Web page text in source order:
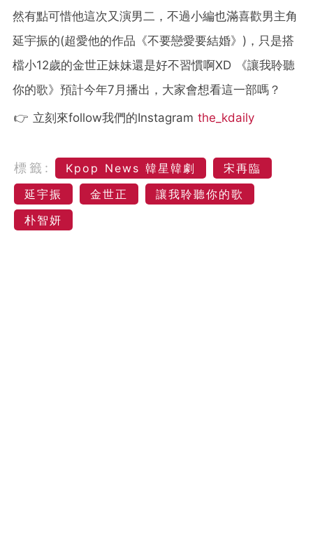
然有點可惜他這次又演男二，不過小編也滿喜歡男主角
延宇振的(超愛他的作品《不要戀愛要結婚》)，只是搭
檔小12歲的金世正妹妹還是好不習慣啊XD 《讓我聆聽
你的歌》預計今年7月播出，大家會想看這一部嗎？
👉 立刻來follow我們的Instagram the_kdaily
標籤: Kpop News 韓星韓劇
宋再臨
延宇振
金世正
讓我聆聽你的歌
朴智妍